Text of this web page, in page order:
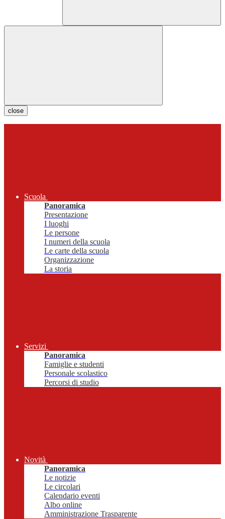
close
Scuola
Panoramica
Presentazione
I luoghi
Le persone
I numeri della scuola
Le carte della scuola
Organizzazione
La storia
Servizi
Panoramica
Famiglie e studenti
Personale scolastico
Percorsi di studio
Novità
Panoramica
Le notizie
Le circolari
Calendario eventi
Albo online
Amministrazione Trasparente